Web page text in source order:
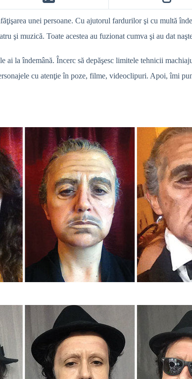
unei persoane. Cu ajutorul fardurilor şi cu multă
şi muzică. Toate acestea au fuzionat cumva şi au dat
ai la îndemână. Încerc să depăşesc limitele tehnicii
cu atenţie în poze, filme, videoclipuri. Apoi, îmi